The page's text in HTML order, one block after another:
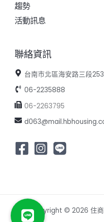
趨勢
活動訊息
聯絡資訊
台南市北區海安路三段
06-2235888
06-2263795
Copyright © 2026 住商